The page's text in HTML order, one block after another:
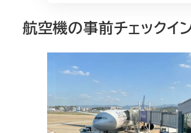
航空機の事前チェックイ